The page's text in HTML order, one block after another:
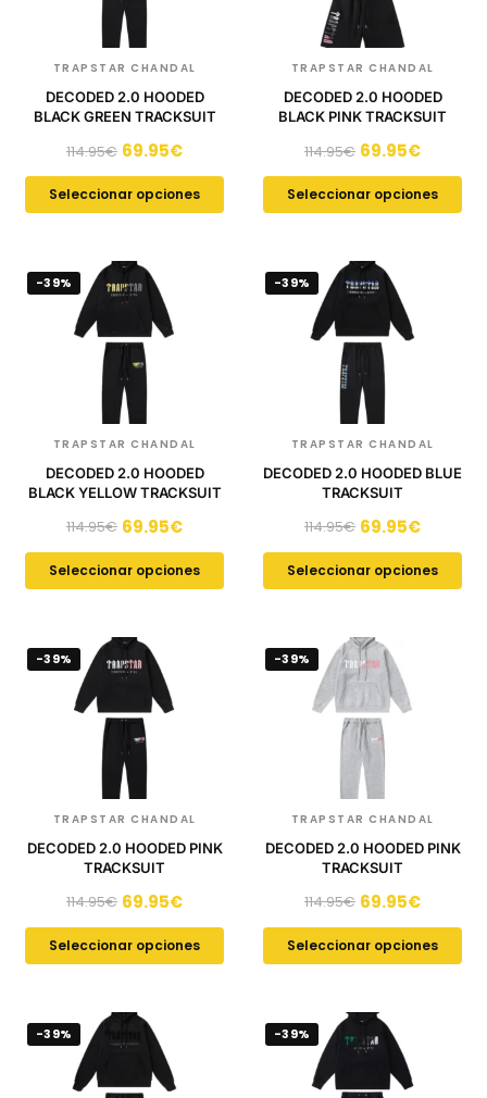
TRAPSTAR CHANDAL
DECODED 2.0 HOODED
BLACK GREEN TRACKSUIT
114.95€ 69.95€
Seleccionar opciones
TRAPSTAR CHANDAL
DECODED 2.0 HOODED
BLACK PINK TRACKSUIT
114.95€ 69.95€
Seleccionar opciones
-39%
TRAPSTAR CHANDAL
DECODED 2.0 HOODED
BLACK YELLOW TRACKSUIT
114.95€ 69.95€
Seleccionar opciones
-39%
TRAPSTAR CHANDAL
DECODED 2.0 HOODED BLUE
TRACKSUIT
114.95€ 69.95€
Seleccionar opciones
-39%
TRAPSTAR CHANDAL
DECODED 2.0 HOODED PINK
TRACKSUIT
114.95€ 69.95€
Seleccionar opciones
-39%
TRAPSTAR CHANDAL
DECODED 2.0 HOODED PINK
TRACKSUIT
114.95€ 69.95€
Seleccionar opciones
-39% -39%